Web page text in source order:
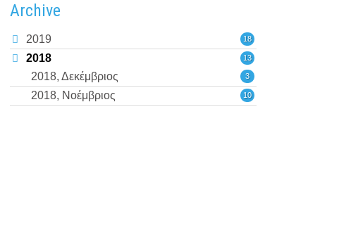
Archive
2019 18
2018 13
2018, Δεκέμβριος 3
2018, Νοέμβριος 10